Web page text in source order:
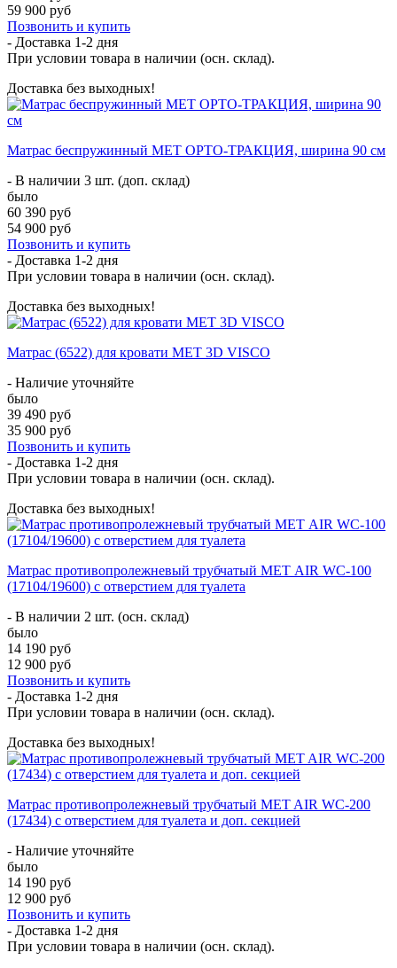
59 900 руб
Позвонить и купить
- Доставка 1-2 дня
При условии товара в наличии (осн. склад).
Доставка без выходных!
Матрас беспружинный МЕТ ОРТО-ТРАКЦИЯ, ширина 90 см
- В наличии 3 шт. (доп. склад)
было
60 390 руб
54 900 руб
Позвонить и купить
- Доставка 1-2 дня
При условии товара в наличии (осн. склад).
Доставка без выходных!
Матрас (6522) для кровати MET 3D VISCO
- Наличие уточняйте
было
39 490 руб
35 900 руб
Позвонить и купить
- Доставка 1-2 дня
При условии товара в наличии (осн. склад).
Доставка без выходных!
Матрас противопролежневый трубчатый МЕТ AIR WC-100
(17104/19600) с отверстием для туалета
- В наличии 2 шт. (осн. склад)
было
14 190 руб
12 900 руб
Позвонить и купить
- Доставка 1-2 дня
При условии товара в наличии (осн. склад).
Доставка без выходных!
Матрас противопролежневый трубчатый MET AIR WC-200
(17434) с отверстием для туалета и доп. секцией
- Наличие уточняйте
было
14 190 руб
12 900 руб
Позвонить и купить
- Доставка 1-2 дня
При условии товара в наличии (осн. склад).